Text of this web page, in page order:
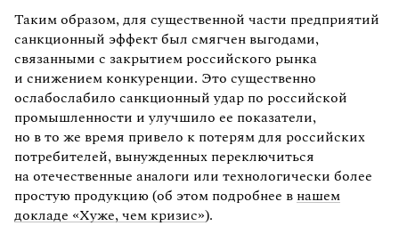
Таким образом, для существенной части предприятий
санкционный эффект был смягчен выгодами,
связанными с закрытием российского рынка
и снижением конкуренции. Это существенно
ослабослабило санкционный удар по российской
промышленности и улучшило ее показатели,
но в то же время привело к потерям для российских
потребителей, вынужденных переключиться
на отечественные аналоги или технологически более
простую продукцию (об этом подробнее в нашем
докладе «Хуже, чем кризис»).